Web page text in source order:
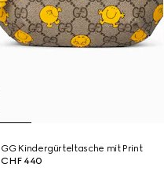
GG Kindergürteltasche mit Print
CHF 440